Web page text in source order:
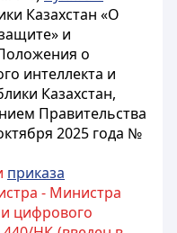
Казахстан «О
и
о
интеллекта и
Казахстан,
Правительства
2025 года №
приказа
- Министра
и цифрового